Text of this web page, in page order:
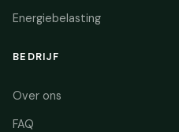
Energiebelasting
BEDRIJF
Over ons
FAQ